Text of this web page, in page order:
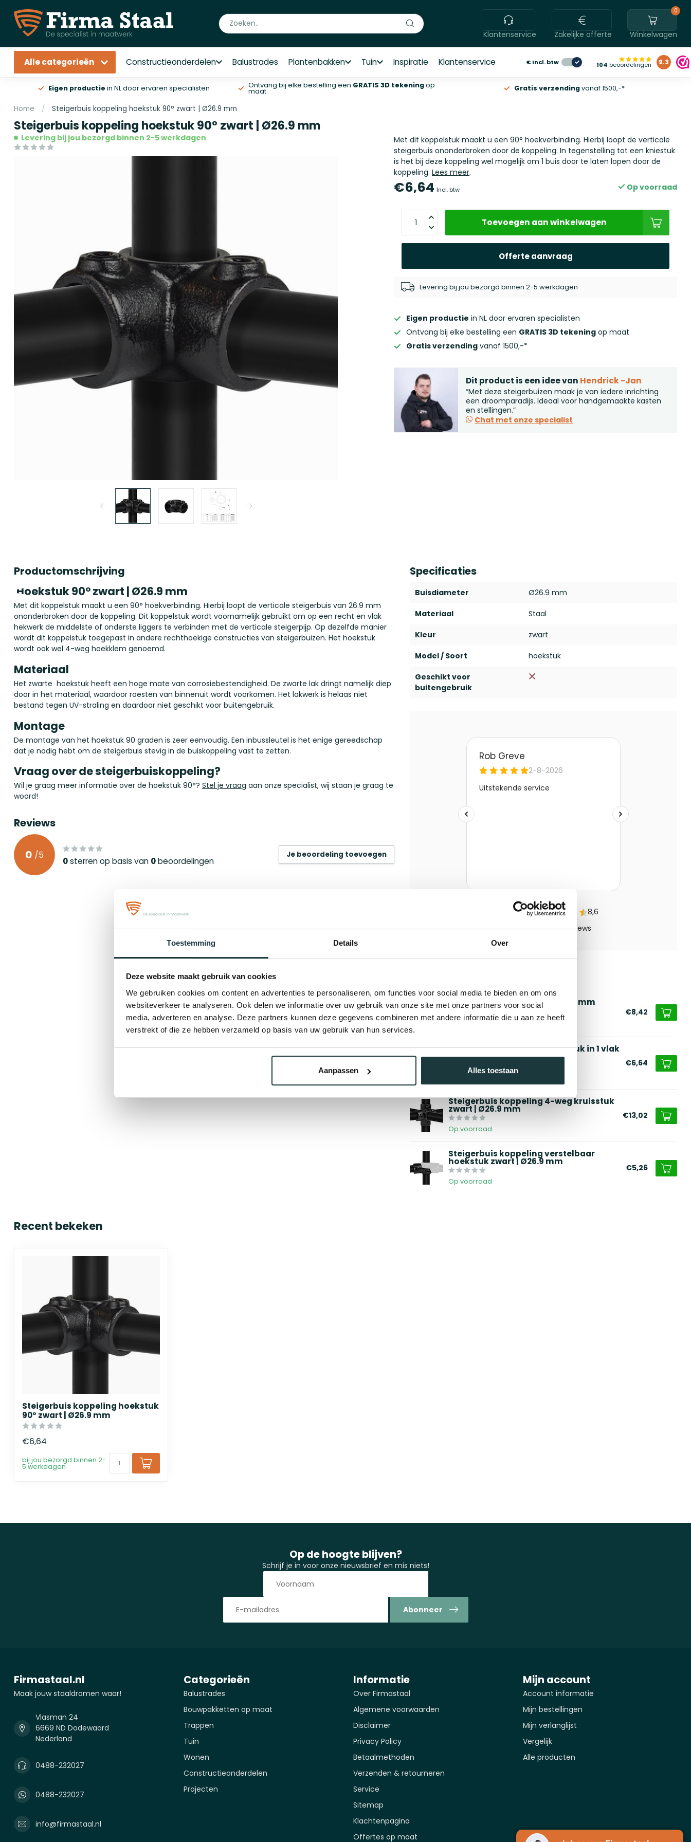
Toestemming Details Over
Deze website maakt gebruik van cookies
We gebruiken cookies om content en advertenties te personaliseren, om functies voor social media te bieden en om ons
websiteverkeer te analyseren. Ook delen we informatie over uw gebruik van onze site met onze partners voor social
media, adverteren en analyse. Deze partners kunnen deze gegevens combineren met andere informatie die u aan ze heeft
verstrekt of die ze hebben verzameld op basis van uw gebruik van hun services.
Aanpassen Alles toestaan
Klantenservice Zakelijke offerte
0
Winkelwagen
Alle categorieën Constructieonderdelen Balustrades Plantenbakken Tuin Inspiratie Klantenservice €Incl. btw 104 beoordelingen 9.3
Eigen productie in NL door ervaren specialisten Ontvang bij elke bestelling een GRATIS 3D tekeningop
maat Gratis verzendingvanaf 1500,-*
Home / Steigerbuis koppeling hoekstuk 90° zwart | Ø26.9 mm
Steigerbuis koppeling hoekstuk 90° zwart | Ø26.9 mm
Levering bij jou bezorgd binnen 2-5 werkdagen
Met dit koppelstuk maakt u een 90° hoekverbinding. Hierbij loopt de verticale
steigerbuis ononderbroken door de koppeling. In tegenstelling tot een kniestuk
is het bij deze koppeling wel mogelijk om 1 buis door te laten lopen door de
koppeling.Lees meer.
€6,64 Incl. btw Op voorraad
Toevoegen aan winkelwagen
Offerte aanvraag
Levering bij jou bezorgd binnen 2-5 werkdagen
Eigen productie in NL door ervaren specialisten
Ontvang bij elke bestelling een GRATIS 3D tekening op maat
Gratis verzending vanaf 1500,-*
Dit product is een idee van Hendrick -Jan
“Met deze steigerbuizen maak je van iedere inrichting
een droomparadijs. Ideaal voor handgemaakte kasten
en stellingen.”
Chat met onze specialist
Productomschrijving
Hoekstuk 90° zwart | Ø26.9 mm
Met dit koppelstuk maakt u een 90° hoekverbinding. Hierbij loopt de verticale steigerbuis van 26.9 mm
ononderbroken door de koppeling. Dit koppelstuk wordt voornamelijk gebruikt om op een recht en vlak
hekwerk de middelste of onderste liggers te verbinden met de verticale steigerpijp. Op dezelfde manier
wordt dit koppelstuk toegepast in andere rechthoekige constructies van steigerbuizen. Het hoekstuk
wordt ook wel 4-weg hoekklem genoemd.
Materiaal
Het zwarte hoekstuk heeft een hoge mate van corrosiebestendigheid. De zwarte lak dringt namelijk diep
door in het materiaal, waardoor roesten van binnenuit wordt voorkomen. Het lakwerk is helaas niet
bestand tegen UV-straling en daardoor niet geschikt voor buitengebruik.
Montage
De montage van het hoekstuk 90 graden is zeer eenvoudig. Een inbussleutel is het enige gereedschap
dat je nodig hebt om de steigerbuis stevig in de buiskoppeling vast te zetten.
Vraag over de steigerbuiskoppeling?
Wil je graag meer informatie over de hoekstuk 90°? Stel je vraag aan onze specialist, wij staan je graag te
woord!
Reviews
0 /5
0sterren op basis van 0beoordelingen
Je beoordeling toevoegen
Specificaties
Buisdiameter Ø26.9 mm
Materiaal Staal
Kleur zwart
Model / Soort hoekstuk
Geschikt voor
buitengebruik
Steigerbuis staal zwart | Ø26.9 mm
Op voorraad
€8,42
Steigerbuis koppeling kruisstuk in 1 vlak
zwart | Ø26.9 mm
€6,64
Steigerbuis koppeling 4-weg kruisstuk
zwart | Ø26.9 mm
Op voorraad
€13,02
Steigerbuis koppeling verstelbaar
hoekstuk zwart | Ø26.9 mm
Op voorraad
€5,26
Recent bekeken
Steigerbuis koppeling hoekstuk
90° zwart | Ø26.9 mm
€6,64
bij jou bezorgd binnen 2-
5 werkdagen
Op de hoogte blijven?
Schrijf je in voor onze nieuwsbrief en mis niets!
Abonneer
Firmastaal.nl
Maak jouw staaldromen waar!
Vlasman 24
6669 ND Dodewaard
Nederland
0488-232027
0488-232027
info@firmastaal.nl
Categorieën
Balustrades
Bouwpakketten op maat
Trappen
Tuin
Wonen
Constructieonderdelen
Projecten
Informatie
Over Firmastaal
Algemene voorwaarden
Disclaimer
Privacy Policy
Betaalmethoden
Verzenden & retourneren
Service
Sitemap
Klachtenpagina
Offertes op maat
Mijn account
Account informatie
Mijn bestellingen
Mijn verlanglijst
Vergelijk
Alle producten